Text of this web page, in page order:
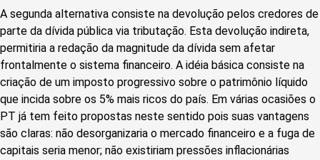
A segunda alternativa consiste na devolução pelos credores de
parte da dívida pública via tributação. Esta devolução indireta,
permitiria a redação da magnitude da dívida sem afetar
frontalmente o sistema financeiro. A idéia básica consiste na
criação de um imposto progressivo sobre o patrimônio líquido
que incida sobre os 5% mais ricos do país. Em várias ocasiões o
PT já tem feito propostas neste sentido pois suas vantagens
são claras: não desorganizaria o mercado financeiro e a fuga de
capitais seria menor; não existiriam pressões inflacionárias